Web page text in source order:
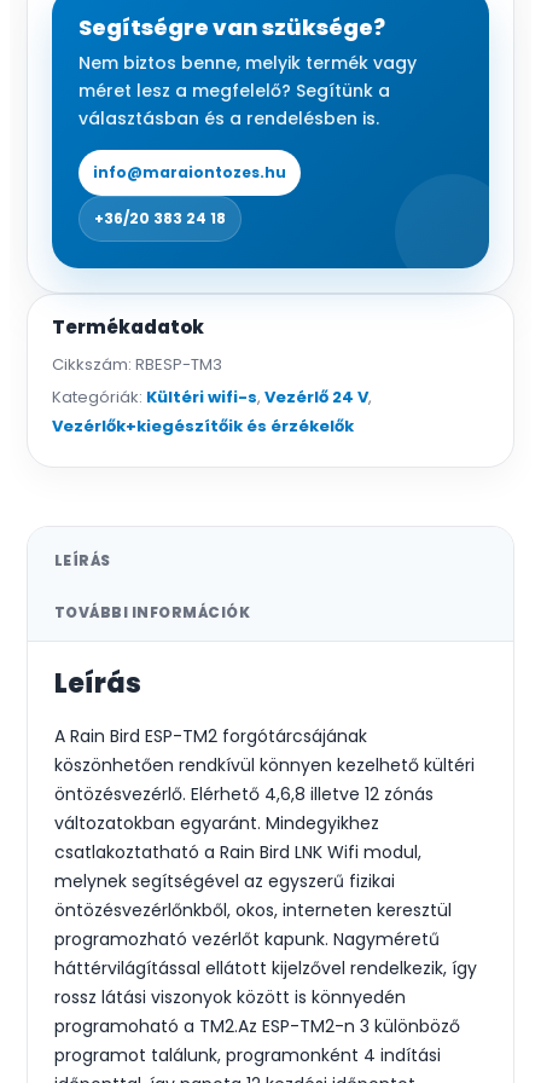
wifi-
vezérlő,
tekerőgombos
Segítségre van szüksége?
Nem biztos benne, melyik termék vagy
méret lesz a megfelelő? Segítünk a
választásban és a rendelésben is.
info@maraiontozes.hu
+36/20 383 24 18
Termékadatok
Cikkszám: RBESP-TM3
Kategóriák: Kültéri wifi-s, Vezérlő 24 V,
Vezérlők+kiegészítőik és érzékelők
LEÍRÁS
TOVÁBBI INFORMÁCIÓK
Leírás
A Rain Bird ESP-TM2 forgótárcsájának
köszönhetően rendkívül könnyen kezelhető kültéri
öntözésvezérlő. Elérhető 4,6,8 illetve 12 zónás
változatokban egyaránt. Mindegyikhez
csatlakoztatható a Rain Bird LNK Wifi modul,
melynek segítségével az egyszerű fizikai
öntözésvezérlőnkből, okos, interneten keresztül
programozható vezérlőt kapunk. Nagyméretű
háttérvilágítással ellátott kijelzővel rendelkezik, így
rossz látási viszonyok között is könnyedén
programoható a TM2.Az ESP-TM2-n 3 különböző
programot találunk, programonként 4 indítási